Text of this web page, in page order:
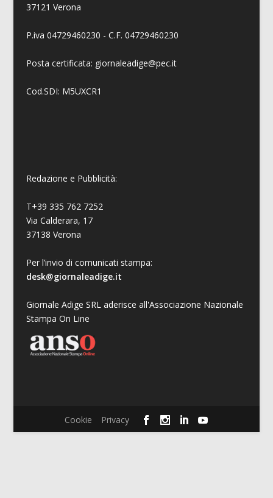
37121 Verona
P.iva 04729460230 - C.F. 04729460230
Posta certificata: giornaleadige@pec.it
Cod.SDI: M5UXCR1
Redazione e Pubblicità:
T+39 335 762 7252
Via Calderara, 17
37138 Verona
Per l’invio di comunicati stampa:
desk@giornaleadige.it
Giornale Adige SRL aderisce all'Associazione Nazionale
Stampa On Line
Cookie Privacy